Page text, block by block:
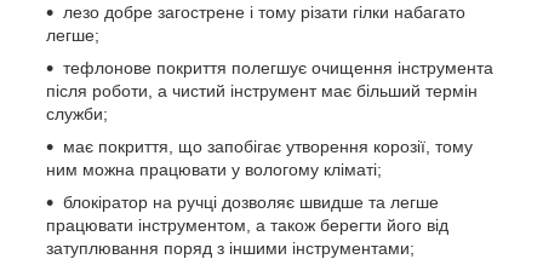
лезо добре загострене і тому різати гілки набагато
легше;
тефлонове покриття полегшує очищення інструмента
після роботи, а чистий інструмент має більший термін
служби;
має покриття, що запобігає утворення корозії, тому
ним можна працювати у вологому кліматі;
блокіратор на ручці дозволяє швидше та легше
працювати інструментом, а також берегти його від
затуплювання поряд з іншими інструментами;